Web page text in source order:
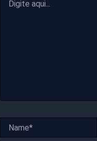
aqui...